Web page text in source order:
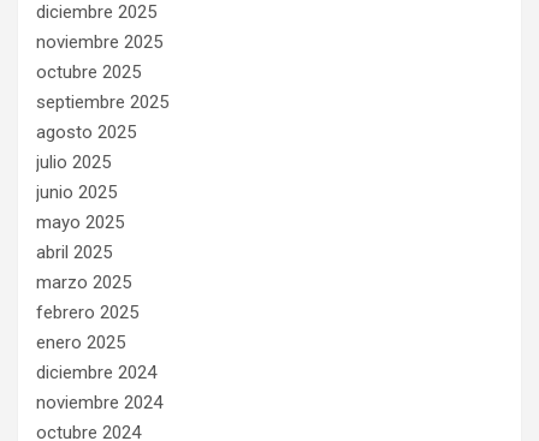
diciembre 2025
noviembre 2025
octubre 2025
septiembre 2025
agosto 2025
julio 2025
junio 2025
mayo 2025
abril 2025
marzo 2025
febrero 2025
enero 2025
diciembre 2024
noviembre 2024
octubre 2024